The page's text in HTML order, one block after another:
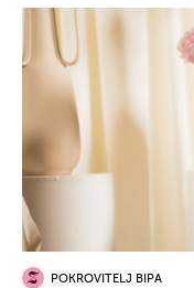
POKROVITELJ BIPA